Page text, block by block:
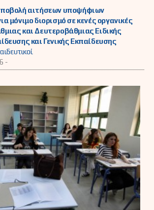
αιτήσεων υποψήφιων
μόνιμο διορισμό σε κενές οργανικές
και Δευτεροβάθμιας Ειδικής
και Γενικής Εκπαίδευσης
-